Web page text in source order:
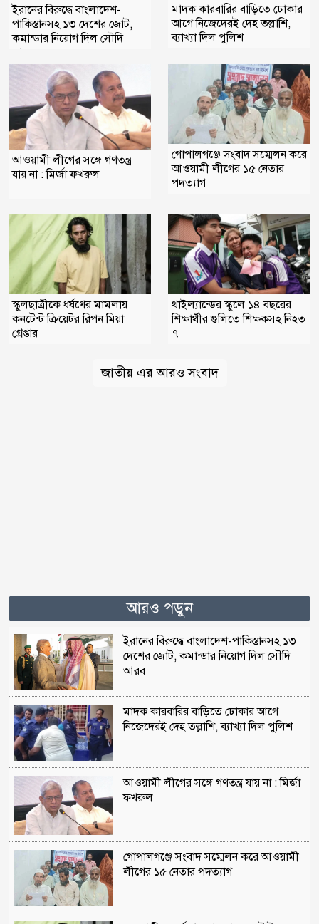
ইরানের বিরুদ্ধে বাংলাদেশ-
পাকিস্তানসহ ১৩ দেশের জোট,
কমান্ডার নিয়োগ দিল সৌদি
আরব
মাদক কারবারির বাড়িতে ঢোকার
আগে নিজেদেরই দেহ তল্লাশি,
ব্যাখ্যা দিল পুলিশ
আওয়ামী লীগের সঙ্গে গণতন্ত্র
যায় না : মির্জা ফখরুল
গোপালগঞ্জে সংবাদ সম্মেলন করে
আওয়ামী লীগের ১৫ নেতার
পদত্যাগ
স্কুলছাত্রীকে ধর্ষণের মামলায়
কনটেন্ট ক্রিয়েটর রিপন মিয়া
গ্রেপ্তার
থাইল্যান্ডের স্কুলে ১৪ বছরের
শিক্ষার্থীর গুলিতে শিক্ষকসহ নিহত
৭
জাতীয় এর আরও সংবাদ
আরও পড়ুন
ইরানের বিরুদ্ধে বাংলাদেশ-পাকিস্তানসহ ১৩
দেশের জোট, কমান্ডার নিয়োগ দিল সৌদি
আরব
মাদক কারবারির বাড়িতে ঢোকার আগে
নিজেদেরই দেহ তল্লাশি, ব্যাখ্যা দিল পুলিশ
আওয়ামী লীগের সঙ্গে গণতন্ত্র যায় না : মির্জা
ফখরুল
গোপালগঞ্জে সংবাদ সম্মেলন করে আওয়ামী
লীগের ১৫ নেতার পদত্যাগ